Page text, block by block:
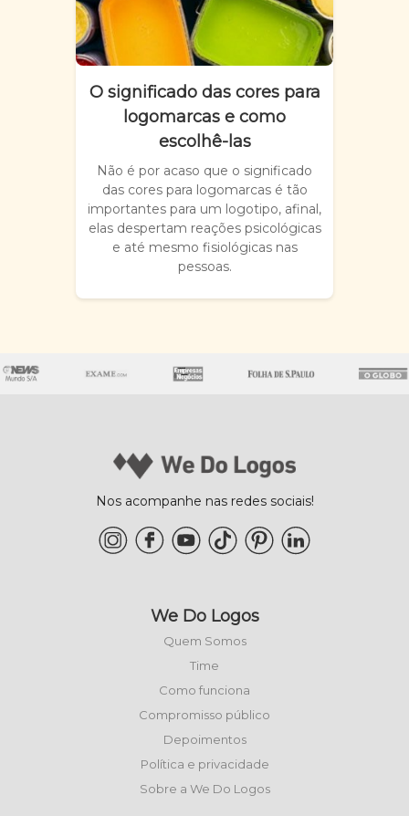
O significado das cores para
logomarcas e como
escolhê-las
Não é por acaso que o significado
das cores para logomarcas é tão
importantes para um logotipo, afinal,
elas despertam reações psicológicas
e até mesmo fisiológicas nas
pessoas.
Nos acompanhe nas redes sociais!
We Do Logos
Quem Somos
Time
Como funciona
Compromisso público
Depoimentos
Política e privacidade
Sobre a We Do Logos